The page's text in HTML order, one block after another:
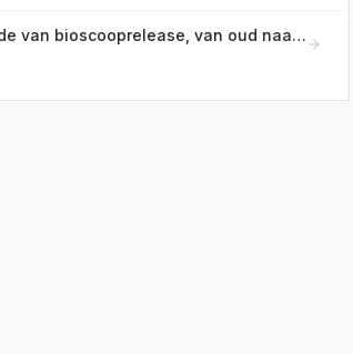
Zet deze Nederlandse cultkomedies op volgorde van bioscooprelease, van oud naar nieuw!